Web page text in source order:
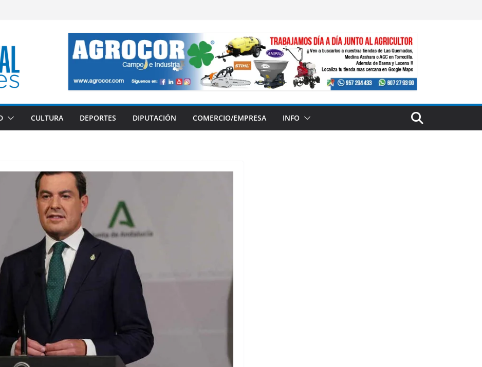
CULTURA DEPORTES DIPUTACIÓN COMERCIO/EMPRESA INFO